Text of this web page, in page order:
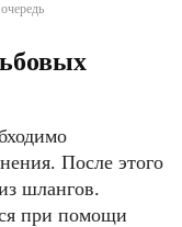
После этого
шлангов.
при помощи